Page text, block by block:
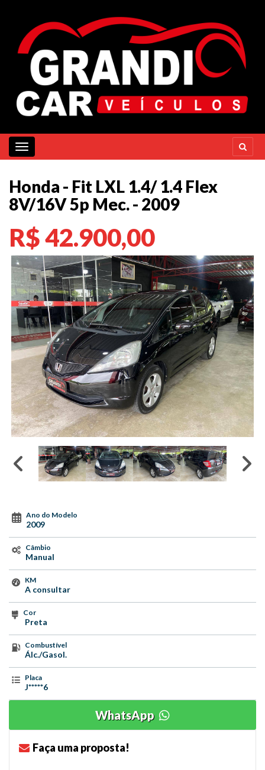
Toggle navigation
Honda - Fit LXL 1.4/ 1.4 Flex
8V/16V 5p Mec. - 2009
R$ 42.900,00
Ano do Modelo
2009
Câmbio
Manual
KM
A consultar
Cor
Preta
Combustível
Álc./Gasol.
Placa
J*****6
WhatsApp
Faça uma proposta!